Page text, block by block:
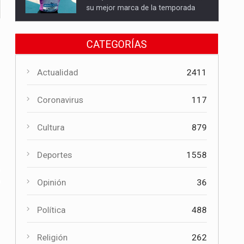
Certamen de Bandas de Mota del
Cultura
El Certamen "Villa Cervantina" vuelve
referente de la música bandística
Cuervo un plan de ayudas para las
bandas de música
Deportes
Éxito de la gran apuesta por la pista
CATEGORÍAS
Actualidad 2411
Coronavirus 117
Cultura 879
Deportes 1558
Opinión 36
Política 488
Religión 262